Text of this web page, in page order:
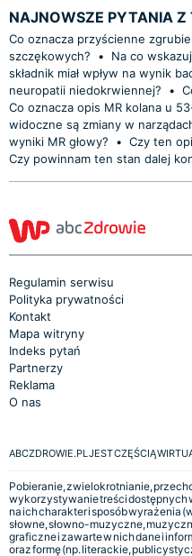
NAJNOWSZE PYTANIA Z
Co oznacza przyścienne
szczękowych?
• Na co
składnik miał wpływ na wynik
neuropatii niedokrwiennej?
•
Co oznacza opis MR kolana u
widoczne są zmiany w
wyniki MR głowy?
• Czy ten
Czy powinnam ten stan dalej
Regulamin serwisu
Polityka prywatności
Kontakt
Mapa witryny
Indeks pytań
Partnerzy
Reklama
O nas
ABCZDROWIE.PL JEST CZĘŚCIĄ
Pobieranie, zwielokrotnianie,
wykorzystywanie treści dostępnych
na ich charakter i sposób wyrażenia
słowne, słowno-muzyczne,
graficzne i zawarte w nich dane i
oraz formę (np. literackie,